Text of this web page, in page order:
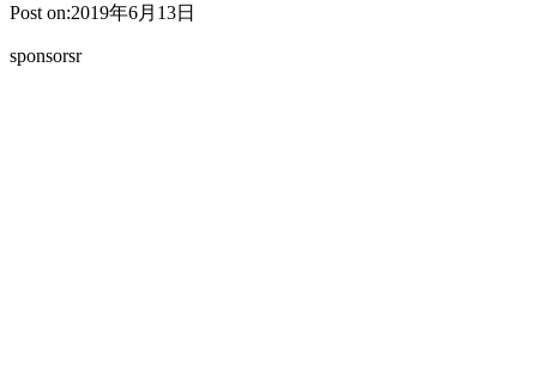
Post on:2019年6月13日
sponsorsr